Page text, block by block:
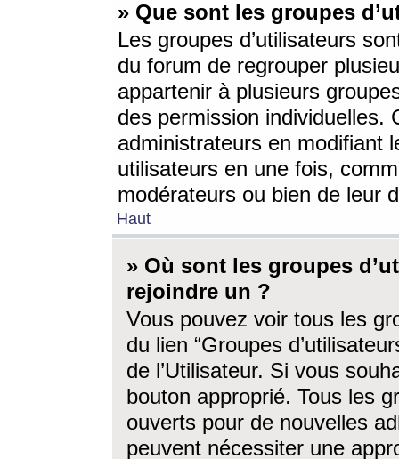
» Que sont les groupes
Les groupes d’utilisateurs
du forum de regrouper
appartenir à plusieurs
des permission individuelles.
administrateurs en modifiant
utilisateurs en une fois,
modérateurs ou bien de leur
Haut
» Où sont les groupes
rejoindre un ?
Vous pouvez voir tous les
du lien “Groupes
de l’Utilisateur. Si vous
bouton approprié. Tous les
ouverts pour de nouvelles
peuvent nécessiter une